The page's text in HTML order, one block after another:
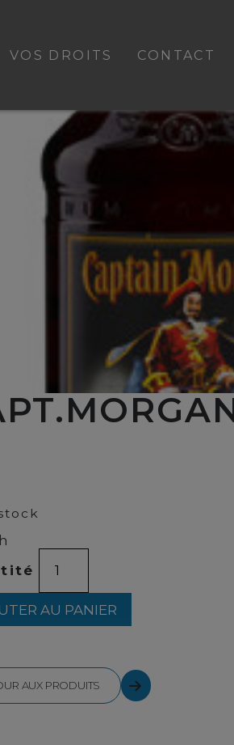
VOS DROITS CONTACT
de
DARK
1.14L
AU PANIER
AUX PRODUITS